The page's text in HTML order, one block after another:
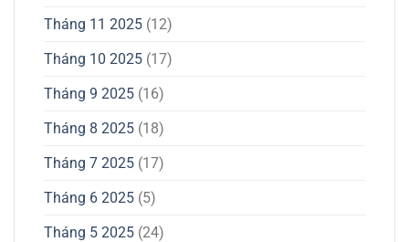
Tháng 11 2025 (12)
Tháng 10 2025 (17)
Tháng 9 2025 (16)
Tháng 8 2025 (18)
Tháng 7 2025 (17)
Tháng 6 2025 (5)
Tháng 5 2025 (24)